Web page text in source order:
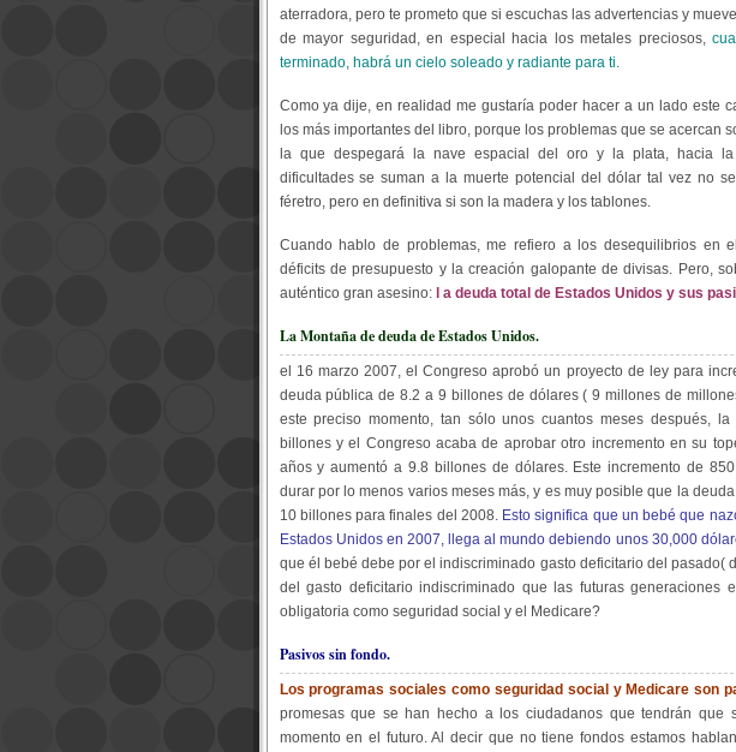
aterradora, pero te prometo que si escuchas las advertencias y
de mayor seguridad, en especial hacia los metales preciosos,
terminado, habrá un cielo soleado y radiante para ti.
Como ya dije, en realidad me gustaría poder hacer a un lado este
los más importantes del libro, porque los problemas que se acercan
la que despegará la nave espacial del oro y la plata, hacia la
dificultades se suman a la muerte potencial del dólar tal vez no
féretro, pero en definitiva si son la madera y los tablones.
Cuando hablo de problemas, me refiero a los desequilibrios en
déficits de presupuesto y la creación galopante de divisas. Pero,
auténtico gran asesino:
a deuda total de Estados Unidos y sus
La Montaña de deuda de Estados Unidos.
el 16 marzo 2007, el Congreso aprobó un proyecto de ley para
deuda pública de 8.2 a 9 billones de dólares ( 9 millones de
este preciso momento, tan sólo unos cuantos meses después,
billones y el Congreso acaba de aprobar otro incremento en su
años y aumentó a 9.8 billones de dólares. Este incremento de
durar por lo menos varios meses más, y es muy posible que la
10 billones para finales del 2008. Esto significa que un bebé que
Estados Unidos en 2007, llega al mundo debiendo unos 30,000
que él bebé debe por el indiscriminado gasto deficitario del pasado(
del gasto deficitario indiscriminado que las futuras generaciones
obligatoria como seguridad social y el Medicare?
Pasivos sin fondo.
Los programas sociales como seguridad social y Medicare son
promesas que se han hecho a los ciudadanos que tendrán que
momento en el futuro. Al decir que no tiene fondos estamos